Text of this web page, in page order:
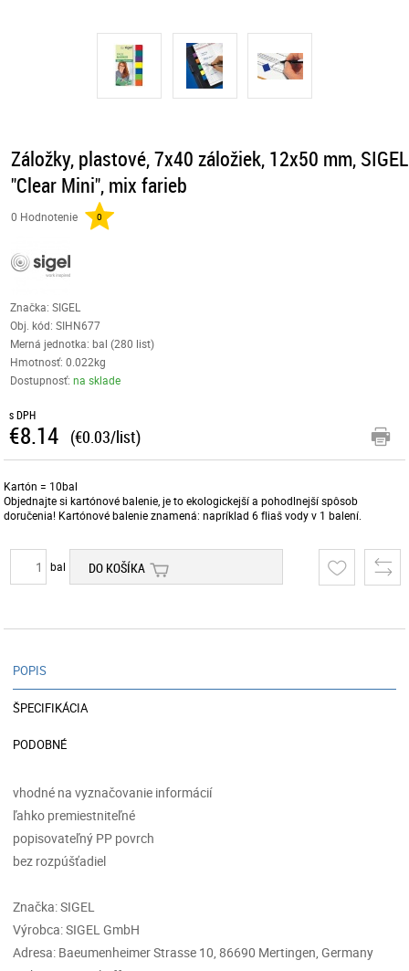
Záložky, plastové, 7x40 záložiek, 12x50 mm, SIGEL
"Clear Mini", mix farieb
0 Hodnotenie 0
Značka: SIGEL
Obj. kód:SIHN677
Merná jednotka: bal (280 list)
Hmotnosť: 0.022kg
Dostupnosť:na sklade
s DPH
€8.14 (€0.03/list)
Kartón = 10bal
Objednajte si kartónové balenie, je to ekologickejší a pohodlnejší spôsob
doručenia! Kartónové balenie znamená: napríklad 6 fliaš vody v 1 balení.
bal DO KOŠÍKA
POPIS
ŠPECIFIKÁCIA
PODOBNÉ
vhodné na vyznačovanie informácií
ľahko premiestniteľné
popisovateľný PP povrch
bez rozpúšťadiel
Značka: SIGEL
Výrobca: SIGEL GmbH
Adresa: Baeumenheimer Strasse 10, 86690 Mertingen, Germany